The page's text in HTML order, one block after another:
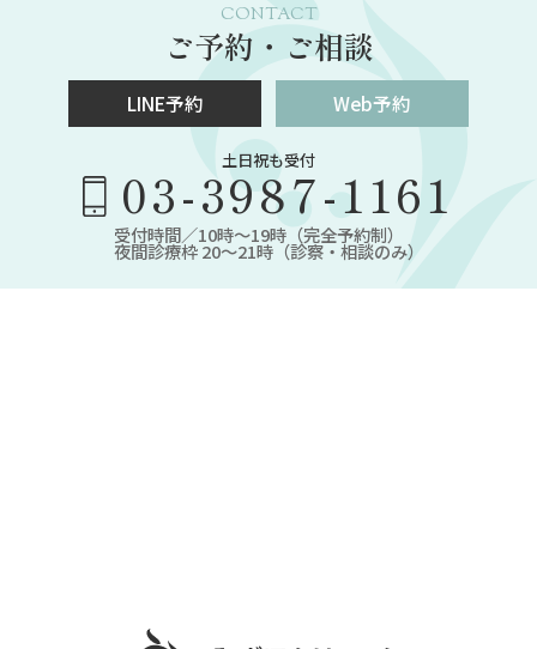
CONTACT
ご予約・ご相談
LINE予約 Web予約
土日祝も受付
03-3987-1161
受付時間／10時～19時（完全予約制）
夜間診療枠 20～21時（診察・相談のみ）